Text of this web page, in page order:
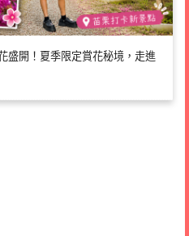
盛開！夏季限定賞花秘境，走進